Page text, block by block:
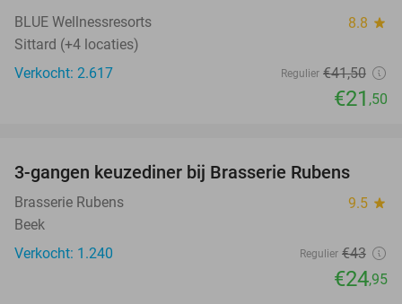
BLUE Wellnessresorts 8.8 star
Sittard (+4 locaties)
Verkocht: 2.617
Regulier €41,50
€21 ,50
42%
3-gangen keuzediner bij Brasserie Rubens
Brasserie Rubens 9.5 star
Beek
Verkocht: 1.240
Regulier €43
€24,95